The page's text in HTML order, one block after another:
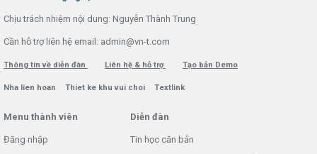
Chịu trách nhiệm nội dung: Nguyễn Thành Trung
Cần hỗ trợ liên hệ email: admin@vn-t.com
Thông tin về diễn đàn Liên hệ & hỗ trợ Tạo bản Demo
Nha lien hoan Thiet ke khu vui choi Textlink
Menu thành viên
Đăng nhập
Diễn đàn
Tin học căn bản